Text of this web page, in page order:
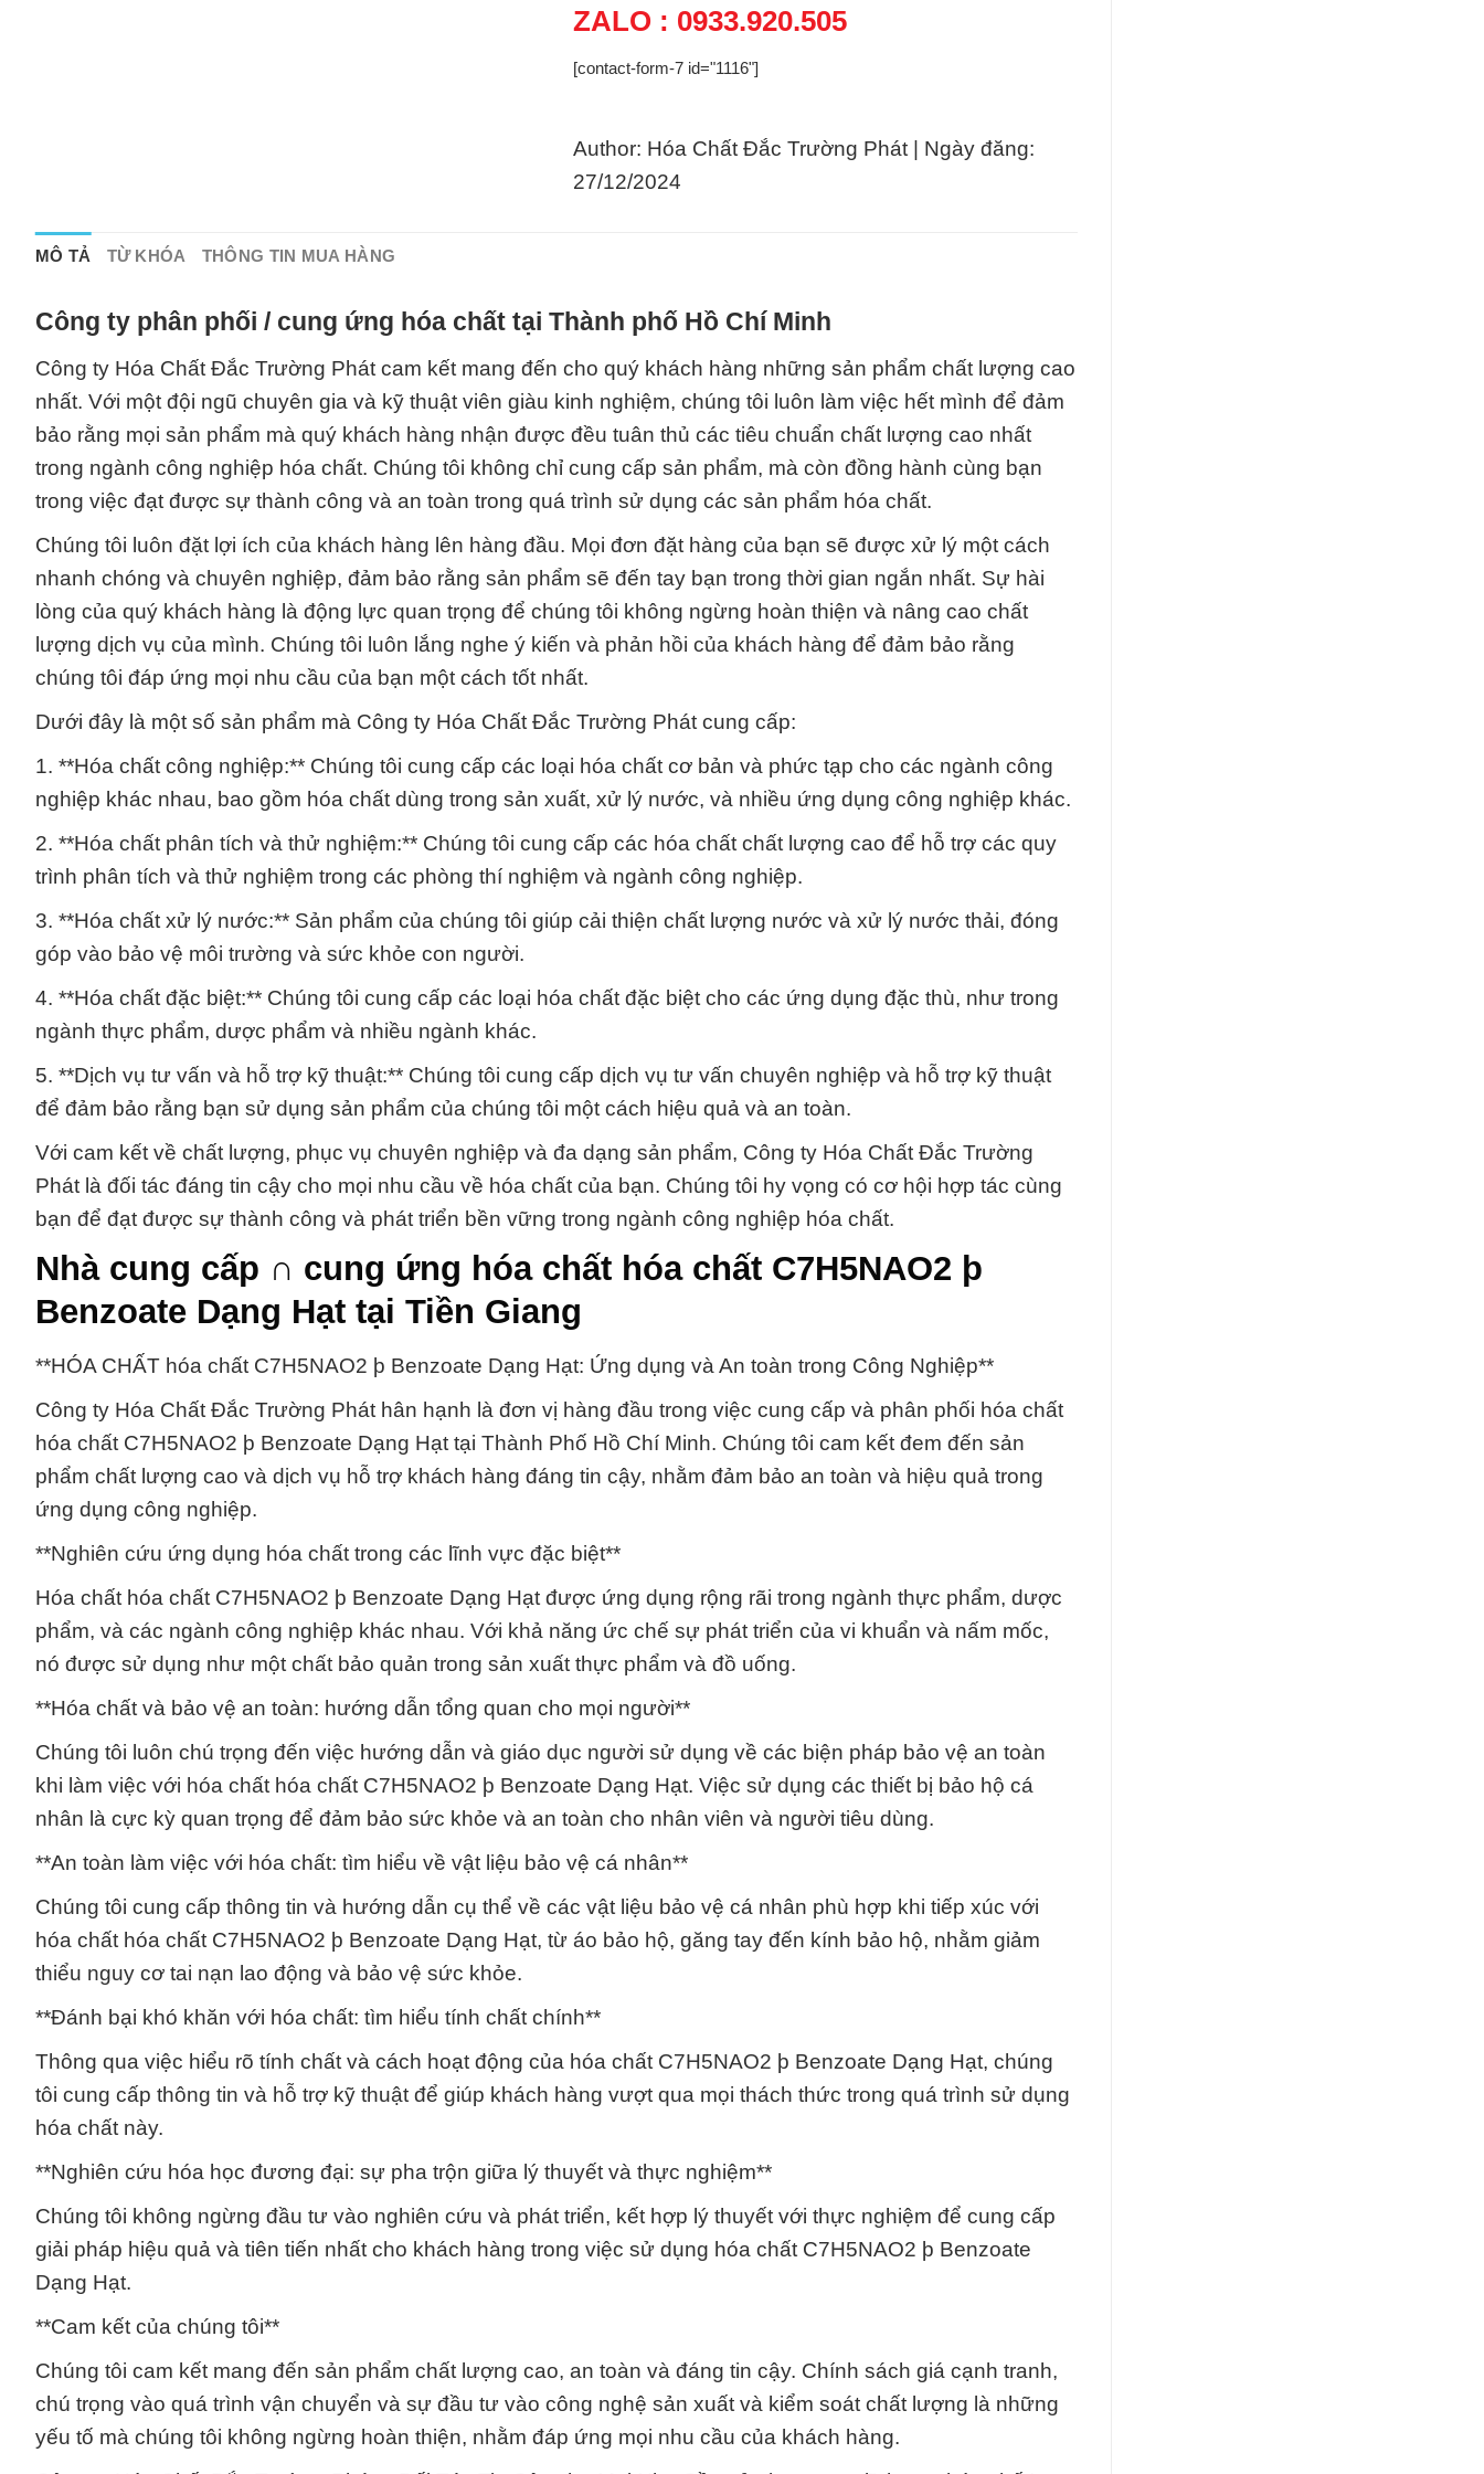
ZALO : 0933.920.505
[contact-form-7 id="1116"]
Author: Hóa Chất Đắc Trường Phát | Ngày đăng:
27/12/2024
MÔ TẢ TỪ KHÓA THÔNG TIN MUA HÀNG
Công ty phân phối / cung ứng hóa chất tại Thành phố Hồ Chí Minh
Công ty Hóa Chất Đắc Trường Phát cam kết mang đến cho quý khách hàng những sản phẩm chất lượng cao
nhất. Với một đội ngũ chuyên gia và kỹ thuật viên giàu kinh nghiệm, chúng tôi luôn làm việc hết mình để đảm
bảo rằng mọi sản phẩm mà quý khách hàng nhận được đều tuân thủ các tiêu chuẩn chất lượng cao nhất
trong ngành công nghiệp hóa chất. Chúng tôi không chỉ cung cấp sản phẩm, mà còn đồng hành cùng bạn
trong việc đạt được sự thành công và an toàn trong quá trình sử dụng các sản phẩm hóa chất.
Chúng tôi luôn đặt lợi ích của khách hàng lên hàng đầu. Mọi đơn đặt hàng của bạn sẽ được xử lý một cách
nhanh chóng và chuyên nghiệp, đảm bảo rằng sản phẩm sẽ đến tay bạn trong thời gian ngắn nhất. Sự hài
lòng của quý khách hàng là động lực quan trọng để chúng tôi không ngừng hoàn thiện và nâng cao chất
lượng dịch vụ của mình. Chúng tôi luôn lắng nghe ý kiến và phản hồi của khách hàng để đảm bảo rằng
chúng tôi đáp ứng mọi nhu cầu của bạn một cách tốt nhất.
Dưới đây là một số sản phẩm mà Công ty Hóa Chất Đắc Trường Phát cung cấp:
1. **Hóa chất công nghiệp:** Chúng tôi cung cấp các loại hóa chất cơ bản và phức tạp cho các ngành công
nghiệp khác nhau, bao gồm hóa chất dùng trong sản xuất, xử lý nước, và nhiều ứng dụng công nghiệp khác.
2. **Hóa chất phân tích và thử nghiệm:** Chúng tôi cung cấp các hóa chất chất lượng cao để hỗ trợ các quy
trình phân tích và thử nghiệm trong các phòng thí nghiệm và ngành công nghiệp.
3. **Hóa chất xử lý nước:** Sản phẩm của chúng tôi giúp cải thiện chất lượng nước và xử lý nước thải, đóng
góp vào bảo vệ môi trường và sức khỏe con người.
4. **Hóa chất đặc biệt:** Chúng tôi cung cấp các loại hóa chất đặc biệt cho các ứng dụng đặc thù, như trong
ngành thực phẩm, dược phẩm và nhiều ngành khác.
5. **Dịch vụ tư vấn và hỗ trợ kỹ thuật:** Chúng tôi cung cấp dịch vụ tư vấn chuyên nghiệp và hỗ trợ kỹ thuật
để đảm bảo rằng bạn sử dụng sản phẩm của chúng tôi một cách hiệu quả và an toàn.
Với cam kết về chất lượng, phục vụ chuyên nghiệp và đa dạng sản phẩm, Công ty Hóa Chất Đắc Trường
Phát là đối tác đáng tin cậy cho mọi nhu cầu về hóa chất của bạn. Chúng tôi hy vọng có cơ hội hợp tác cùng
bạn để đạt được sự thành công và phát triển bền vững trong ngành công nghiệp hóa chất.
Nhà cung cấp ∩ cung ứng hóa chất hóa chất C7H5NAO2 þ
Benzoate Dạng Hạt tại Tiền Giang
**HÓA CHẤT hóa chất C7H5NAO2 þ Benzoate Dạng Hạt: Ứng dụng và An toàn trong Công Nghiệp**
Công ty Hóa Chất Đắc Trường Phát hân hạnh là đơn vị hàng đầu trong việc cung cấp và phân phối hóa chất
hóa chất C7H5NAO2 þ Benzoate Dạng Hạt tại Thành Phố Hồ Chí Minh. Chúng tôi cam kết đem đến sản
phẩm chất lượng cao và dịch vụ hỗ trợ khách hàng đáng tin cậy, nhằm đảm bảo an toàn và hiệu quả trong
ứng dụng công nghiệp.
**Nghiên cứu ứng dụng hóa chất trong các lĩnh vực đặc biệt**
Hóa chất hóa chất C7H5NAO2 þ Benzoate Dạng Hạt được ứng dụng rộng rãi trong ngành thực phẩm, dược
phẩm, và các ngành công nghiệp khác nhau. Với khả năng ức chế sự phát triển của vi khuẩn và nấm mốc,
nó được sử dụng như một chất bảo quản trong sản xuất thực phẩm và đồ uống.
**Hóa chất và bảo vệ an toàn: hướng dẫn tổng quan cho mọi người**
Chúng tôi luôn chú trọng đến việc hướng dẫn và giáo dục người sử dụng về các biện pháp bảo vệ an toàn
khi làm việc với hóa chất hóa chất C7H5NAO2 þ Benzoate Dạng Hạt. Việc sử dụng các thiết bị bảo hộ cá
nhân là cực kỳ quan trọng để đảm bảo sức khỏe và an toàn cho nhân viên và người tiêu dùng.
**An toàn làm việc với hóa chất: tìm hiểu về vật liệu bảo vệ cá nhân**
Chúng tôi cung cấp thông tin và hướng dẫn cụ thể về các vật liệu bảo vệ cá nhân phù hợp khi tiếp xúc với
hóa chất hóa chất C7H5NAO2 þ Benzoate Dạng Hạt, từ áo bảo hộ, găng tay đến kính bảo hộ, nhằm giảm
thiểu nguy cơ tai nạn lao động và bảo vệ sức khỏe.
**Đánh bại khó khăn với hóa chất: tìm hiểu tính chất chính**
Thông qua việc hiểu rõ tính chất và cách hoạt động của hóa chất C7H5NAO2 þ Benzoate Dạng Hạt, chúng
tôi cung cấp thông tin và hỗ trợ kỹ thuật để giúp khách hàng vượt qua mọi thách thức trong quá trình sử dụng
hóa chất này.
**Nghiên cứu hóa học đương đại: sự pha trộn giữa lý thuyết và thực nghiệm**
Chúng tôi không ngừng đầu tư vào nghiên cứu và phát triển, kết hợp lý thuyết với thực nghiệm để cung cấp
giải pháp hiệu quả và tiên tiến nhất cho khách hàng trong việc sử dụng hóa chất C7H5NAO2 þ Benzoate
Dạng Hạt.
**Cam kết của chúng tôi**
Chúng tôi cam kết mang đến sản phẩm chất lượng cao, an toàn và đáng tin cậy. Chính sách giá cạnh tranh,
chú trọng vào quá trình vận chuyển và sự đầu tư vào công nghệ sản xuất và kiểm soát chất lượng là những
yếu tố mà chúng tôi không ngừng hoàn thiện, nhằm đáp ứng mọi nhu cầu của khách hàng.